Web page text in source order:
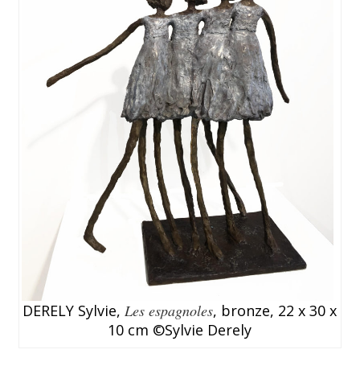
DERELY Sylvie,Les espagnoles, bronze, 22 x 30 x
10 cm ©Sylvie Derely